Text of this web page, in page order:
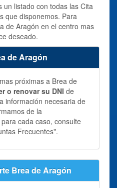
listado con todas las Cita
que disponemos. Para
de Aragón en el centro mas
deseado.
de Aragón
próximas a Brea de
o renovar su DNI de
información necesaria de
de la
cada caso, consulte
Frecuentes".
Brea de Aragón